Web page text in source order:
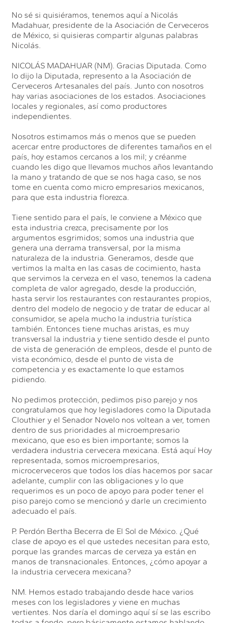
No sé si quisiéramos, tenemos aquí a Nicolás
Madahuar, presidente de la Asociación de Cerveceros
de México, si quisieras compartir algunas palabras
Nicolás.
NICOLÁS MADAHUAR (NM). Gracias Diputada. Como
lo dijo la Diputada, represento a la Asociación de
Cerveceros Artesanales del país. Junto con nosotros
hay varias asociaciones de los estados. Asociaciones
locales y regionales, así como productores
independientes.
Nosotros estimamos más o menos que se pueden
acercar entre productores de diferentes tamaños en el
país, hoy estamos cercanos a los mil; y créanme
cuando les digo que llevamos muchos años levantando
la mano y tratando de que se nos haga caso, se nos
tome en cuenta como micro empresarios mexicanos,
para que esta industria florezca.
Tiene sentido para el país, le conviene a México que
esta industria crezca, precisamente por los
argumentos esgrimidos; somos una industria que
genera una derrama transversal, por la misma
naturaleza de la industria. Generamos, desde que
vertimos la malta en las casas de cocimiento, hasta
que servimos la cerveza en el vaso, tenemos la cadena
completa de valor agregado, desde la producción,
hasta servir los restaurantes con restaurantes propios,
dentro del modelo de negocio y de tratar de educar al
consumidor, se apela mucho la industria turística
también. Entonces tiene muchas aristas, es muy
transversal la industria y tiene sentido desde el punto
de vista de generación de empleos, desde el punto de
vista económico, desde el punto de vista de
competencia y es exactamente lo que estamos
pidiendo.
No pedimos protección, pedimos piso parejo y nos
congratulamos que hoy legisladores como la Diputada
Clouthier y el Senador Novelo nos voltean a ver, tomen
dentro de sus prioridades al microempresario
mexicano, que eso es bien importante; somos la
verdadera industria cervecera mexicana. Está aquí Hoy
representada, somos microempresarios,
microcerveceros que todos los días hacemos por sacar
adelante, cumplir con las obligaciones y lo que
requerimos es un poco de apoyo para poder tener el
piso parejo como se mencionó y darle un crecimiento
adecuado el país.
P. Perdón Bertha Becerra de El Sol de México. ¿Qué
clase de apoyo es el que ustedes necesitan para esto,
porque las grandes marcas de cerveza ya están en
manos de transnacionales. Entonces, ¿cómo apoyar a
la industria cervecera mexicana?
NM. Hemos estado trabajando desde hace varios
meses con los legisladores y viene en muchas
vertientes. Nos daría el domingo aquí sí se las escribo